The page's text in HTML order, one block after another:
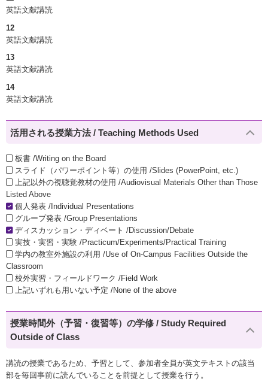
英語文献講読
12
英語文献講読
13
英語文献講読
14
英語文献講読
活用される授業方法 / Teaching Methods Used
板書 /Writing on the Board
スライド（パワーポイント等）の使用 /Slides (PowerPoint, etc.)
上記以外の視聴覚教材の使用 /Audiovisual Materials Other than Those
Listed Above
個人発表 /Individual Presentations
グループ発表 /Group Presentations
ディスカッション・ディベート /Discussion/Debate
実技・実習・実験 /Practicum/Experiments/Practical Training
学内の教室外施設の利用 /Use of On-Campus Facilities Outside the
Classroom
校外実習・フィールドワーク /Field Work
上記いずれも用いない予定 /None of the above
授業時間外（予習・復習等）の学修 / Study Required
Outside of Class
講読の授業であるため、予習として、参加者全員が英文テキストの該当
部を毎回事前に読んでいることを前提として授業を行う。